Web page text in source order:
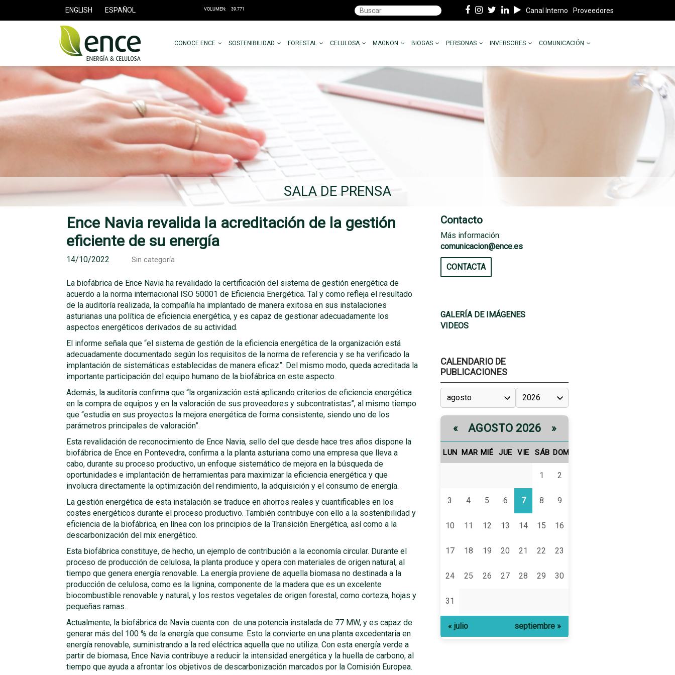
ENGLISH ESPAÑOL Canal Interno Proveedores
CONOCE ENCE SOSTENIBILIDAD FORESTAL CELULOSA MAGNON BIOGAS PERSONAS INVERSORES COMUNICACIÓN
SALA DE PRENSA
Ence Navia revalida la acreditación de la gestión
eficiente de su energía
14/10/2022 Sin categoría
La biofábrica de Ence Navia ha revalidado la certificación del sistema de gestión energética de
acuerdo a la norma internacional ISO 50001 de Eficiencia Energética. Tal y como refleja el resultado
de la auditoría realizada, la compañía ha implantado de manera exitosa en sus instalaciones
asturianas una política de eficiencia energética, y es capaz de gestionar adecuadamente los
aspectos energéticos derivados de su actividad.
El informe señala que “el sistema de gestión de la eficiencia energética de la organización está
adecuadamente documentado según los requisitos de la norma de referencia y se ha verificado la
implantación de sistemáticas establecidas de manera eficaz”. Del mismo modo, queda acreditada la
importante participación del equipo humano de la biofábrica en este aspecto.
Además, la auditoría confirma que “la organización está aplicando criterios de eficiencia energética
en la compra de equipos y en la valoración de sus proveedores y subcontratistas”, al mismo tiempo
que “estudia en sus proyectos la mejora energética de forma consistente, siendo uno de los
parámetros principales de valoración”.
Esta revalidación de reconocimiento de Ence Navia, sello del que desde hace tres años dispone la
biofábrica de Ence en Pontevedra, confirma a la planta asturiana como una empresa que lleva a
cabo, durante su proceso productivo, un enfoque sistemático de mejora en la búsqueda de
oportunidades e implantación de herramientas para maximizar la eficiencia energética y que
involucra directamente la optimización del rendimiento, la adquisición y el consumo de energía.
La gestión energética de esta instalación se traduce en ahorros reales y cuantificables en los
costes energéticos durante el proceso productivo. También contribuye con ello a la sostenibilidad y
eficiencia de la biofábrica, en línea con los principios de la Transición Energética, así como a la
descarbonización del mix energético.
Esta biofábrica constituye, de hecho, un ejemplo de contribución a la economía circular. Durante el
proceso de producción de celulosa, la planta produce y opera con materiales de origen natural, al
tiempo que genera energía renovable. La energía proviene de aquella biomasa no destinada a la
producción de celulosa, como es la lignina, componente de la madera que es un excelente
biocombustible renovable y natural, y los restos vegetales de origen forestal, como corteza, hojas y
pequeñas ramas.
Actualmente, la biofábrica de Navia cuenta con de una potencia instalada de 77 MW, y es capaz de
generar más del 100 % de la energía que consume. Esto la convierte en una planta excedentaria en
energía renovable, suministrando a la red eléctrica aquella que no utiliza. Con esta energía verde a
partir de biomasa, Ence Navia contribuye a reducir la intensidad energética y la huella de carbono, al
tiempo que ayuda a afrontar los objetivos de descarbonización marcados por la Comisión Europea.
Contacto
Más información:
comunicacion@ence.es
CONTACTA
GALERÍA DE IMÁGENES
VIDEOS
CALENDARIO DE
PUBLICACIONES
« AGOSTO 2026 »
LUN MAR MIÉ JUE VIE SÁB DOM
1 2
3 4 5 6 7 8 9
10 11 12 13 14 15 16
17 18 19 20 21 22 23
24 25 26 27 28 29 30
31
« julio septiembre »